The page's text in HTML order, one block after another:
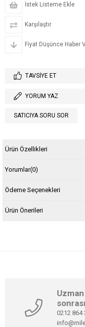
İstek Listeme Ekle
Karşılaştır
Fiyat Düşünce Haber
TAVSIYE ET
YORUM YAZ
SATICIYA SORU SOR
Ürün Özellikleri
Yorumlar(0)
Ödeme Seçenekleri
Ürün Önerileri
Uzman
0212 864